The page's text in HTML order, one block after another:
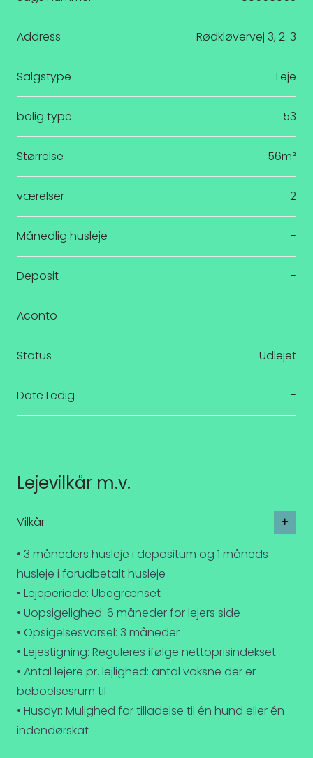
Address Rødkløvervej 3, 2. 3
Salgstype Leje
bolig type 53
Størrelse 56m²
værelser 2
Månedlig husleje -
Deposit -
Aconto -
Status Udlejet
Date Ledig -
Lejevilkår m.v.
Vilkår
• 3 måneders husleje i depositum og 1 måneds
husleje i forudbetalt husleje
• Lejeperiode: Ubegrænset
• Uopsigelighed: 6 måneder for lejers side
• Opsigelsesvarsel: 3 måneder
• Lejestigning: Reguleres ifølge nettoprisindekset
• Antal lejere pr. lejlighed: antal voksne der er
beboelsesrum til
• Husdyr: Mulighed for tilladelse til én hund eller én
indendørskat